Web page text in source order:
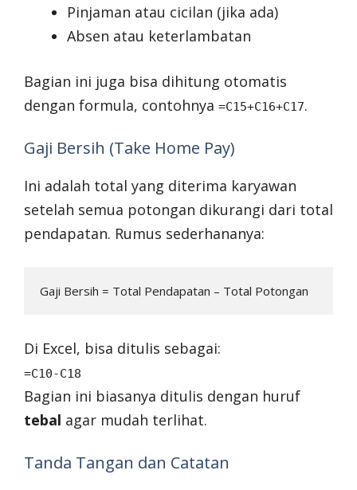
Pinjaman atau cicilan (jika ada)
Absen atau keterlambatan
Bagian ini juga bisa dihitung otomatis
dengan formula, contohnya =C15+C16+C17.
Gaji Bersih (Take Home Pay)
Ini adalah total yang diterima karyawan
setelah semua potongan dikurangi dari total
pendapatan. Rumus sederhananya:
Di Excel, bisa ditulis sebagai:
=C10-C18
Bagian ini biasanya ditulis dengan huruf
tebal agar mudah terlihat.
Tanda Tangan dan Catatan